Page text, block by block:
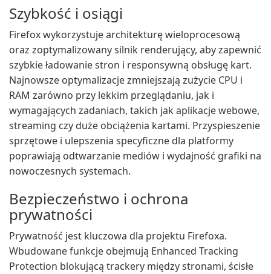
Szybkość i osiągi
Firefox wykorzystuje architekturę wieloprocesową
oraz zoptymalizowany silnik renderujący, aby zapewnić
szybkie ładowanie stron i responsywną obsługę kart.
Najnowsze optymalizacje zmniejszają zużycie CPU i
RAM zarówno przy lekkim przeglądaniu, jak i
wymagających zadaniach, takich jak aplikacje webowe,
streaming czy duże obciążenia kartami. Przyspieszenie
sprzętowe i ulepszenia specyficzne dla platformy
poprawiają odtwarzanie mediów i wydajność grafiki na
nowoczesnych systemach.
Bezpieczeństwo i ochrona
prywatności
Prywatność jest kluczowa dla projektu Firefoxa.
Wbudowane funkcje obejmują Enhanced Tracking
Protection blokującą trackery między stronami, ścisłe